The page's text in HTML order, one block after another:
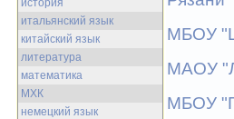
история
итальянский язык
китайский язык
литература
математика
МХК
немецкий язык
МБОУ
МАОУ
МБОУ